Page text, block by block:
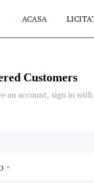
ACASA
Customers
an account, sign in